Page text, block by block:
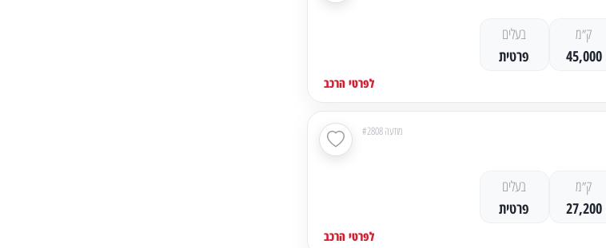
ק״מ
45,000
בעלים
פרטית
לפרטי הרכב
מודעה #2808
ק״מ
27,200
בעלים
פרטית
לפרטי הרכב